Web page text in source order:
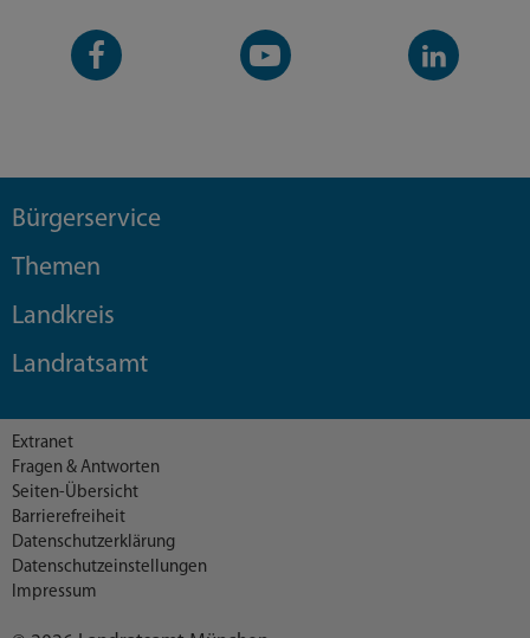
Facebook-
Seite
YouTube-
Kanal
LinkedIn-
Kanal
Bürgerservice
Themen
Landkreis
Landratsamt
Extranet
Fragen & Antworten
Seiten-Übersicht
Barrierefreiheit
Datenschutzerklärung
Datenschutzeinstellungen
Impressum